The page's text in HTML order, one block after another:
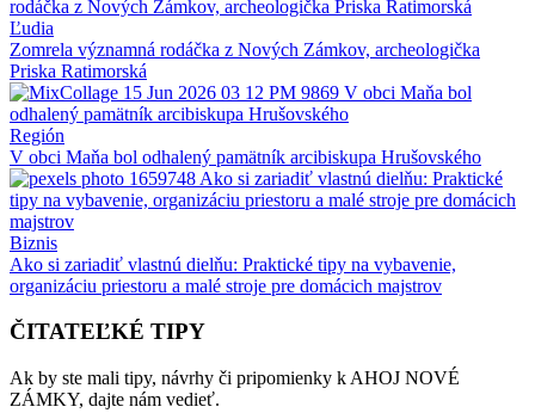
Ľudia
Zomrela významná rodáčka z Nových Zámkov, archeologička
Priska Ratimorská
Región
V obci Maňa bol odhalený pamätník arcibiskupa Hrušovského
Biznis
Ako si zariadiť vlastnú dielňu: Praktické tipy na vybavenie,
organizáciu priestoru a malé stroje pre domácich majstrov
ČITATEĽKÉ TIPY
Ak by ste mali tipy, návrhy či pripomienky k AHOJ NOVÉ
ZÁMKY, dajte nám vedieť.